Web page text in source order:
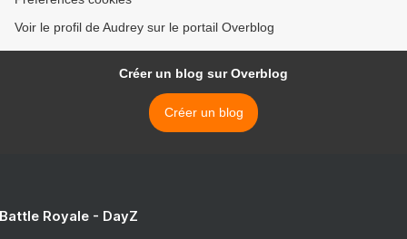
Voir le profil de Audrey sur le portail Overblog
Créer un blog sur Overblog
Créer un blog
Royale - DayZ